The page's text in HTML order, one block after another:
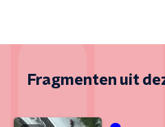
Fragmenten uit